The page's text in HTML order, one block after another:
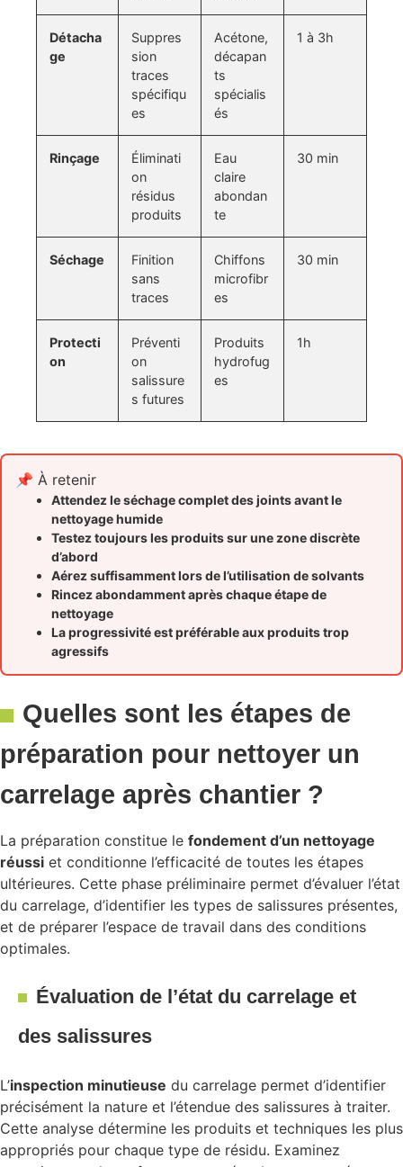
Détacha
ge
Suppres
sion
traces
spécifiqu
es
Acétone,
décapan
ts
spécialis
és
1 à 3h
Rinçage
Éliminati
on
résidus
produits
Eau
claire
abondan
te
30 min
Séchage
Finition
sans
traces
Chiffons
microfibr
es
30 min
Protecti
on
Préventi
on
salissure
s futures
Produits
hydrofug
es
1h
📌 À retenir
Attendez le séchage complet des joints avant le
nettoyage humide
Testez toujours les produits sur une zone discrète
d’abord
Aérez suffisamment lors de l’utilisation de solvants
Rincez abondamment après chaque étape de
nettoyage
La progressivité est préférable aux produits trop
agressifs
Quelles sont les étapes de
préparation pour nettoyer un
carrelage après chantier ?
La préparation constitue le fondement d’un nettoyage
réussi et conditionne l’efficacité de toutes les étapes
ultérieures. Cette phase préliminaire permet d’évaluer l’état
du carrelage, d’identifier les types de salissures présentes,
et de préparer l’espace de travail dans des conditions
optimales.
Évaluation de l’état du carrelage et
des salissures
L’inspection minutieuse du carrelage permet d’identifier
précisément la nature et l’étendue des salissures à traiter.
Cette analyse détermine les produits et techniques les plus
appropriés pour chaque type de résidu. Examinez